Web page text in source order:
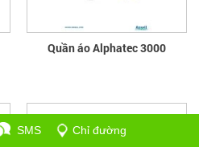
Quần áo Alphatec 3000
SMS Chỉ đường